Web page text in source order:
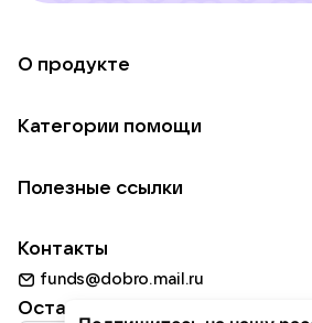
О продукте
Использование материалов
Для НКО
Партнерам
Категории помощи
Пожилым
Животным
Природе
Полезные ссылки
Добрый день
Контакты
funds@dobro.mail.ru
Оставайтесь с нами